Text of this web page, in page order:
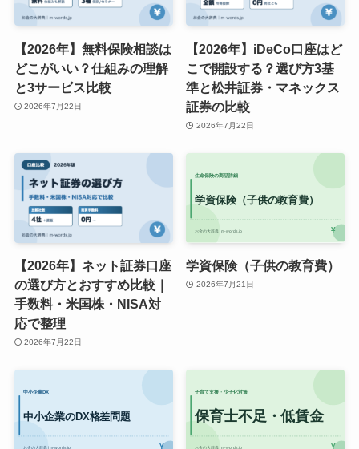
【2026年】無料保険相談は
どこがいい？仕組みの理解
と3サービス比較
2026年7月22日
【2026年】iDeCo口座はど
こで開設する？選び方3基
準と松井証券・マネックス
証券の比較
2026年7月22日
【2026年】ネット証券口座
の選び方とおすすめ比較｜
手数料・米国株・NISA対
応で整理
2026年7月22日
学資保険（子供の教育費）
2026年7月21日